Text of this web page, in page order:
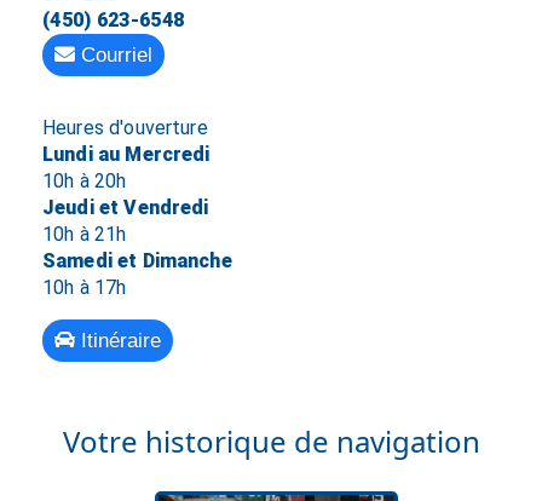
(450) 623-6548
Courriel
Heures d'ouverture
Lundi au Mercredi
10h à 20h
Jeudi et Vendredi
10h à 21h
Samedi et Dimanche
10h à 17h
Itinéraire
Votre historique de navigation